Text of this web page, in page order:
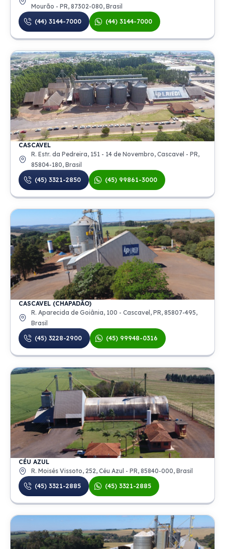
Mourão - PR, 87302-080, Brasil
(44) 3144-7000
(44) 3144-7000
CASCAVEL
R. Estr. da Pedreira, 151 - 14 de Novembro, Cascavel - PR,
85804-180, Brasil
(45) 3321-2850
(45) 99861-3000
CASCAVEL (CHAPADÃO)
R. Aparecida de Goiânia, 100 - Cascavel, PR, 85807-495,
Brasil
(45) 3228-2900
(45) 99948-0316
CÉU AZUL
R. Moisés Vissoto, 252, Céu Azul - PR, 85840-000, Brasil
(45) 3321-2885
(45) 3321-2885